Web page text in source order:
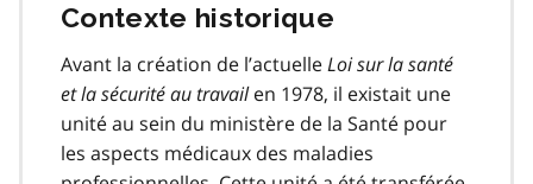
Contexte historique
Avant la création de l’actuelleLoi sur la santé
et la sécurité au travailen 1978, il existait une
unité au sein du ministère de la Santé pour
les aspects médicaux des maladies